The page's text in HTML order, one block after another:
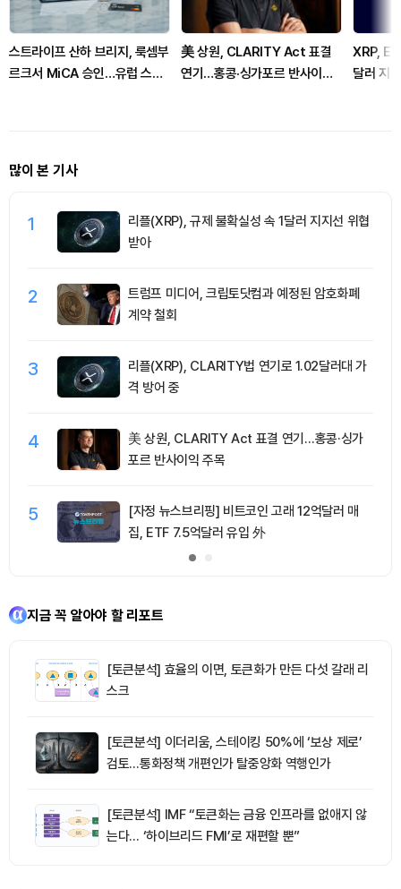
스트라이프 산하 브리지, 룩셈부
르크서 MiCA 승인…유럽 스테
美 상원, CLARITY Act 표결
연기…홍콩·싱가포르 반사이익
XRP,
달러 지
많이 본 기사
1
리플(XRP), 규제 불확실성 속 1달러 지지선 위협
받아
2
트럼프 미디어, 크립토닷컴과 예정된 암호화폐
계약 철회
3
리플(XRP), CLARITY법 연기로 1.02달러대 가
격 방어 중
4
美 상원, CLARITY Act 표결 연기…홍콩·싱가
포르 반사이익 주목
5
[자정 뉴스브리핑] 비트코인 고래 12억달러 매
집, ETF 7.5억달러 유입 外
지금 꼭 알아야 할 리포트
[토큰분석] 효율의 이면, 토큰화가 만든 다섯 갈래 리
스크
[토큰분석] 이더리움, 스테이킹 50%에 ‘보상 제로’
검토…통화정책 개편인가 탈중앙화 역행인가
[토큰분석] IMF “토큰화는 금융 인프라를 없애지 않
는다… ‘하이브리드 FMI’로 재편할 뿐”